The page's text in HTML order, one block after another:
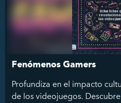
Fenómenos Gamers
Profundiza en el impacto
de los videojuegos.